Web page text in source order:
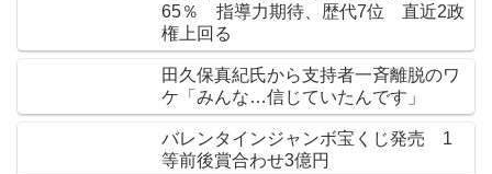
65％ 指導力期待、歴代7位 直近2政
権上回る
田久保真紀氏から支持者一斉離脱のワ
ケ「みんな…信じていたんです」
バレンタインジャンボ宝くじ発売 1
等前後賞合わせ3億円